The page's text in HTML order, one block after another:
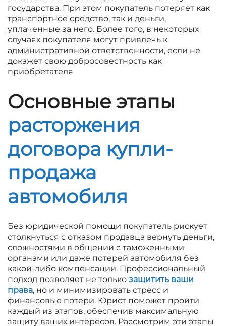
государства. При этом покупатель потеряет как
транспортное средство, так и деньги,
уплаченные за него. Более того, в некоторых
случаях покупателя могут привлечь к
административной ответственности, если не
докажет свою добросовестность как
приобретателя
Основные этапы
расторжения
договора купли-
продажа
автомобиля
Без юридической помощи покупатель рискует
столкнуться с отказом продавца вернуть деньги,
сложностями в общении с таможенными
органами или даже потерей автомобиля без
какой-либо компенсации. Профессиональный
подход позволяет не только защитить ваши
права, но и минимизировать стресс и
финансовые потери. Юрист поможет пройти
каждый из этапов, обеспечив максимальную
защиту ваших интересов. Рассмотрим эти этапы